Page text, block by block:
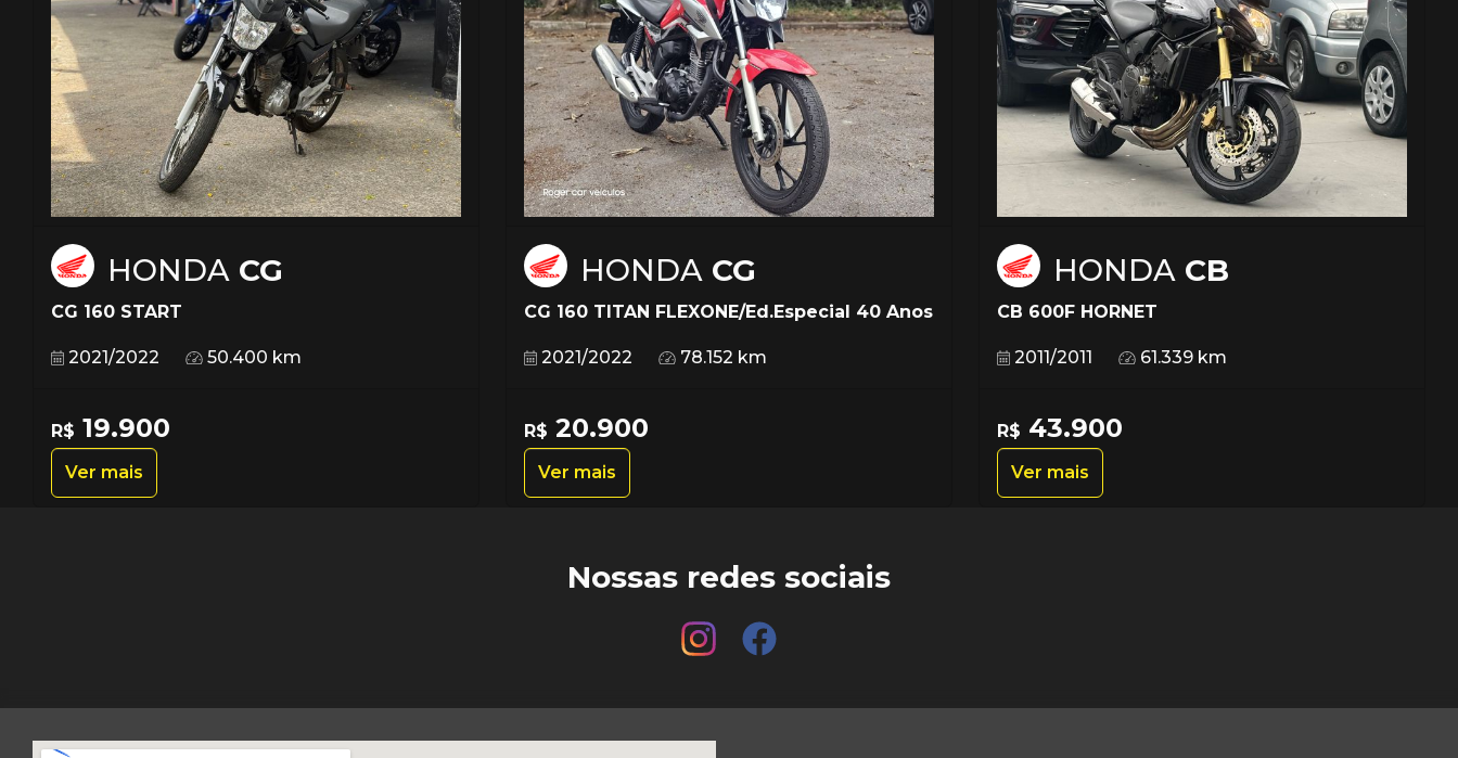
HONDA CG
CG 160 START
2021/2022 50.400 km
R$ 19.900
Ver mais
HONDA CG
CG 160 TITAN FLEXONE/Ed.Especial 40 Anos
2021/2022 78.152 km
R$ 20.900
Ver mais
HONDA CB
CB 600F HORNET
2011/2011 61.339 km
R$ 43.900
Ver mais
Nossas redes sociais